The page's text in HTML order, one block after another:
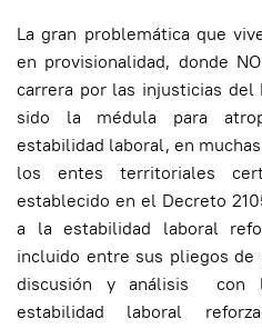
La gran problemática que
en provisionalidad, donde
carrera por las injusticias del
sido la médula para
estabilidad laboral, en
los entes territoriales
establecido en el Decreto
a la estabilidad laboral
incluido entre sus pliegos
discusión y análisis con
estabilidad laboral